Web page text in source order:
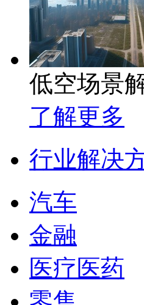
低空场景
了解更多
行业解决
汽车
金融
医疗医药